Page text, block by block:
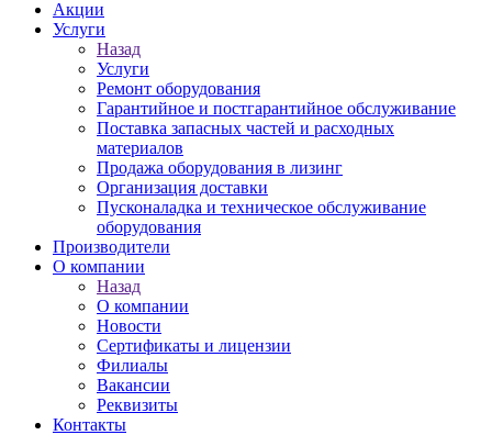
Акции
Услуги
Назад
Услуги
Ремонт оборудования
Гарантийное и постгарантийное обслуживание
Поставка запасных частей и расходных
материалов
Продажа оборудования в лизинг
Организация доставки
Пусконаладка и техническое обслуживание
оборудования
Производители
О компании
Назад
О компании
Новости
Сертификаты и лицензии
Филиалы
Вакансии
Реквизиты
Контакты